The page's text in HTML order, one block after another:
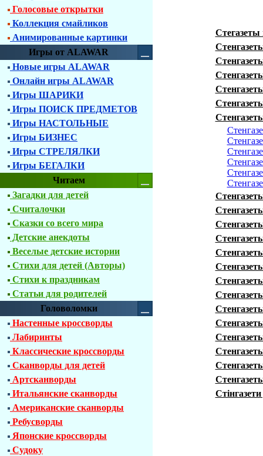
Голосовые открытки
Коллекция смайликов
Анимированные картинки
Игры от ALAWAR
Новые игры ALAWAR
Онлайн игры ALAWAR
Игры ШАРИКИ
Игры ПОИСК ПРЕДМЕТОВ
Игры НАСТОЛЬНЫЕ
Игры БИЗНЕС
Игры СТРЕЛЯЛКИ
Игры БЕГАЛКИ
Читаем
Загадки для детей
Считалочки
Сказки со всего мира
Детские анекдоты
Веселые детские истории
Стихи для детей (Авторы)
Стихи к праздникам
Статьи для родителей
Головоломки
Настенные кроссворды
Лабиринты
Классические кроссворды
Сканворды для детей
Артсканворды
Итальянские сканворды
Американские сканворды
Ребусворды
Японские кроссворды
Судоку